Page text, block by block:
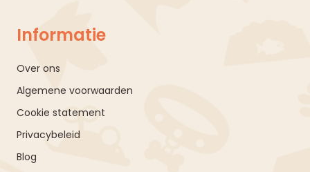
Informatie
Over ons
Algemene voorwaarden
Cookie statement
Privacybeleid
Blog